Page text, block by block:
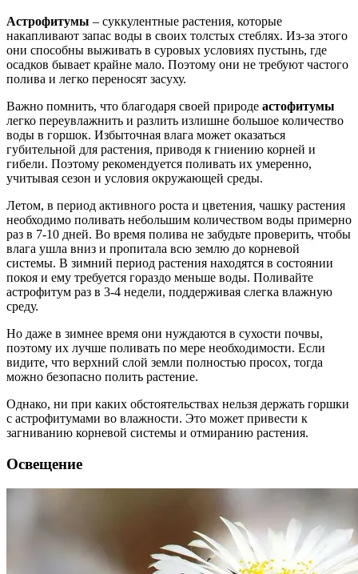
Астрофитумы – суккулентные растения, которые
накапливают запас воды в своих толстых стеблях. Из-за этого
они способны выживать в суровых условиях пустынь, где
осадков бывает крайне мало. Поэтому они не требуют частого
полива и легко переносят засуху.
Важно помнить, что благодаря своей природе астофитумы
легко переувлажнить и разлить излишне большое количество
воды в горшок. Избыточная влага может оказаться
губительной для растения, приводя к гниению корней и
гибели. Поэтому рекомендуется поливать их умеренно,
учитывая сезон и условия окружающей среды.
Летом, в период активного роста и цветения, чашку растения
необходимо поливать небольшим количеством воды примерно
раз в 7-10 дней. Во время полива не забудьте проверить, чтобы
влага ушла вниз и пропитала всю землю до корневой
системы. В зимний период растения находятся в состоянии
покоя и ему требуется гораздо меньше воды. Поливайте
астрофитум раз в 3-4 недели, поддерживая слегка влажную
среду.
Но даже в зимнее время они нуждаются в сухости почвы,
поэтому их лучше поливать по мере необходимости. Если
видите, что верхний слой земли полностью просох, тогда
можно безопасно полить растение.
Однако, ни при каких обстоятельствах нельзя держать горшки
с астрофитумами во влажности. Это может привести к
загниванию корневой системы и отмиранию растения.
Освещение